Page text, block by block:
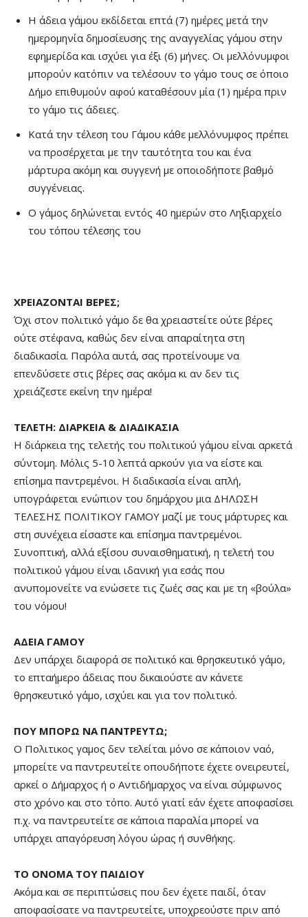
Η άδεια γάμου εκδίδεται επτά (7) ημέρες μετά την
ημερομηνία δημοσίευσης της αναγγελίας γάμου στην
εφημερίδα και ισχύει για έξι (6) μήνες. Οι μελλόνυμφοι
μπορούν κατόπιν να τελέσουν το γάμο τους σε όποιο
Δήμο επιθυμούν αφού καταθέσουν μία (1) ημέρα πριν
το γάμο τις άδειες.
Κατά την τέλεση του Γάμου κάθε μελλόνυμφος πρέπει
να προσέρχεται με την ταυτότητα του και ένα
μάρτυρα ακόμη και συγγενή με οποιοδήποτε βαθμό
συγγένειας.
Ο γάμος δηλώνεται εντός 40 ημερών στο Ληξιαρχείο
του τόπου τέλεσης του
ΧΡΕΙΑΖΟΝΤΑΙ ΒΕΡΕΣ;
Όχι στον πολιτικό γάμο δε θα χρειαστείτε ούτε βέρες
ούτε στέφανα, καθώς δεν είναι απαραίτητα στη
διαδικασία. Παρόλα αυτά, σας προτείνουμε να
επενδύσετε στις βέρες σας ακόμα κι αν δεν τις
χρειάζεστε εκείνη την ημέρα!
ΤΕΛΕΤΗ: ΔΙΑΡΚΕΙΑ & ΔΙΑΔΙΚΑΣΙΑ
Η διάρκεια της τελετής του πολιτικού γάμου είναι αρκετά
σύντομη. Μόλις 5-10 λεπτά αρκούν για να είστε και
επίσημα παντρεμένοι. Η διαδικασία είναι απλή,
υπογράφεται ενώπιον του δημάρχου μια ΔΗΛΩΣΗ
ΤΕΛΕΣΗΣ ΠΟΛΙΤΙΚΟΥ ΓΑΜΟΥ μαζί με τους μάρτυρες και
στη συνέχεια είσαστε και επίσημα παντρεμένοι.
Συνοπτική, αλλά εξίσου συναισθηματική, η τελετή του
πολιτικού γάμου είναι ιδανική για εσάς που
ανυπομονείτε να ενώσετε τις ζωές σας και με τη «βούλα»
του νόμου!
ΑΔΕΙΑ ΓΑΜΟΥ
Δεν υπάρχει διαφορά σε πολιτικό και θρησκευτικό γάμο,
το επταήμερο άδειας που δικαιούστε αν κάνετε
θρησκευτικό γάμο, ισχύει και για τον πολιτικό.
ΠΟΥ ΜΠΟΡΩ ΝΑ ΠΑΝΤΡΕΥΤΩ;
Ο Πολιτικος γαμος δεν τελείται μόνο σε κάποιον ναό,
μπορείτε να παντρευτείτε οπουδήποτε έχετε ονειρευτεί,
αρκεί ο Δήμαρχος ή ο Αντιδήμαρχος να είναι σύμφωνος
στο χρόνο και στο τόπο. Αυτό γιατί εάν έχετε αποφασίσει
π.χ. να παντρευτείτε σε κάποια παραλία μπορεί να
υπάρχει απαγόρευση λόγου ώρας ή συνθήκης.
ΤΟ ΟΝΟΜΑ ΤΟΥ ΠΑΙΔΙΟΥ
Ακόμα και σε περιπτώσεις που δεν έχετε παιδί, όταν
αποφασίσατε να παντρευτείτε, υποχρεούστε πριν από